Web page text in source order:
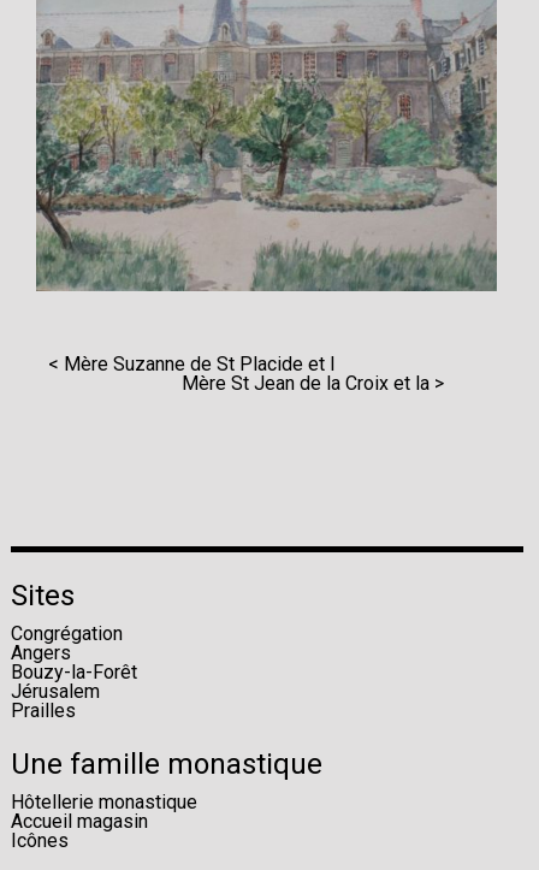
< Mère Suzanne de St Placide et l
Mère St Jean de la Croix et la >
Sites
Congrégation
Angers
Bouzy-la-Forêt
Jérusalem
Prailles
Une famille monastique
Hôtellerie monastique
Accueil magasin
Icônes